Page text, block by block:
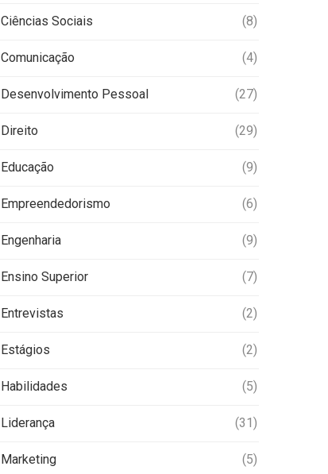
Ciências Sociais (8)
Comunicação (4)
Desenvolvimento Pessoal (27)
Direito (29)
Educação (9)
Empreendedorismo (6)
Engenharia (9)
Ensino Superior (7)
Entrevistas (2)
Estágios (2)
Habilidades (5)
Liderança (31)
Marketing (5)